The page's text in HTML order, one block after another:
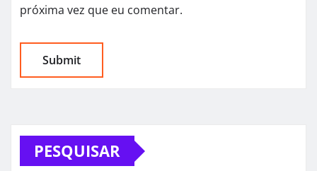
próxima vez que eu comentar.
PESQUISAR